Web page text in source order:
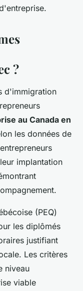
?
d'immigration
au Canada en
les données de
implantation
(PEQ)
les diplômés
justifiant
Les critères
niveau
viable